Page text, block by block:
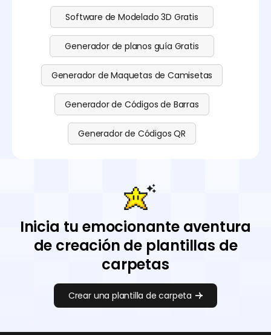
Software de Modelado 3D Gratis
Generador de planos guía Gratis
Generador de Maquetas de Camisetas
Generador de Códigos de Barras
Generador de Códigos QR
Inicia tu emocionante aventura
de creación de plantillas de
carpetas
Crear una plantilla de carpeta